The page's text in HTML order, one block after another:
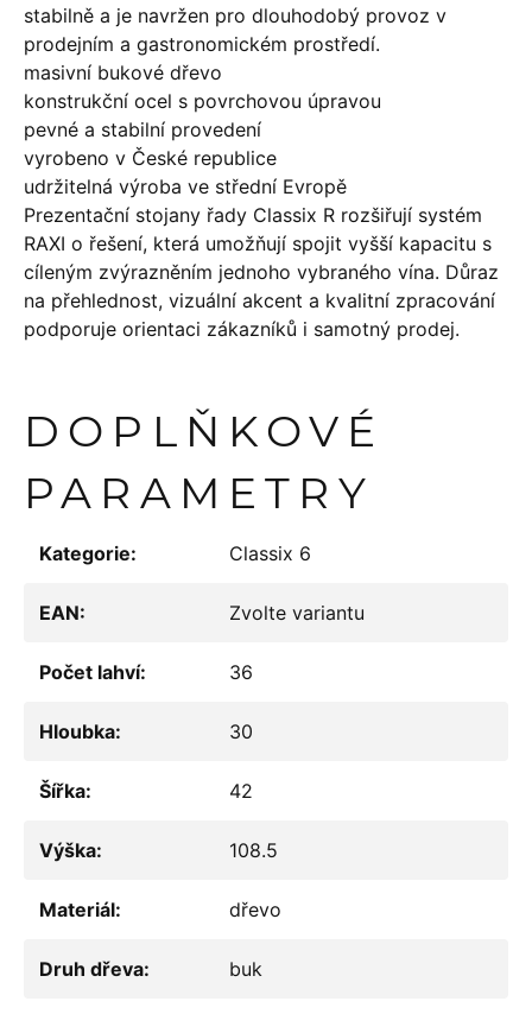
stabilně a je navržen pro dlouhodobý provoz v
prodejním a gastronomickém prostředí.
masivní bukové dřevo
konstrukční ocel s povrchovou úpravou
pevné a stabilní provedení
vyrobeno v České republice
udržitelná výroba ve střední Evropě
Prezentační stojany řady Classix R rozšiřují systém
RAXI o řešení, která umožňují spojit vyšší kapacitu s
cíleným zvýrazněním jednoho vybraného vína. Důraz
na přehlednost, vizuální akcent a kvalitní zpracování
podporuje orientaci zákazníků i samotný prodej.
DOPLŇKOVÉ
PARAMETRY
Kategorie: Classix 6
EAN: Zvolte variantu
Počet lahví: 36
Hloubka: 30
Šířka: 42
Výška: 108.5
Materiál: dřevo
Druh dřeva: buk